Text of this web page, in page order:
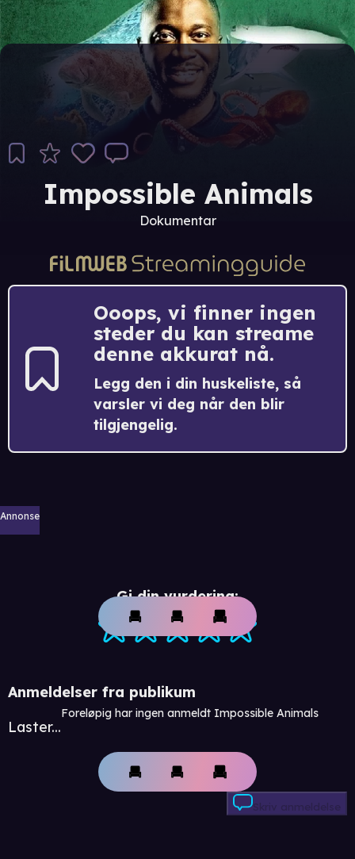
Impossible Animals
Dokumentar
Ooops, vi finner ingen
steder du kan streame
denne akkurat nå.
Legg den i din huskeliste, så
varsler vi deg når den blir
tilgjengelig.
Annonse
Gi din vurdering:
Anmeldelser fra publikum
Laster...
Foreløpig har ingen anmeldt Impossible Animals
Skriv anmeldelse